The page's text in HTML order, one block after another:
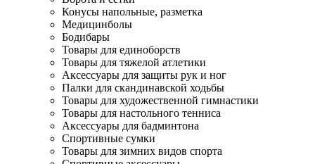
Конусы напольные, разметка
Медицинболы
Бодибары
Товары для единоборств
Товары для тяжелой атлетики
Аксессуары для защиты рук и ног
Палки для скандинавской ходьбы
Товары для художественной гимнастики
Товары для настольного тенниса
Аксессуары для бадминтона
Спортивные сумки
Товары для зимних видов спорта